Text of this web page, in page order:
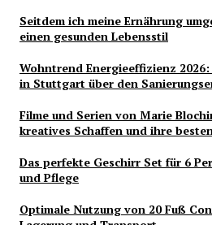
Seitdem ich meine Ernährung
einen gesunden Lebensstil
Wohntrend Energieeffizienz
in Stuttgart über den
Filme und Serien von Marie
kreatives Schaffen und ihre
Das perfekte Geschirr Set für 6
und Pflege
Optimale Nutzung von 20 Fuß